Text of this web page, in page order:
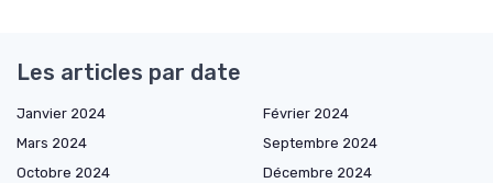
Les articles par date
Janvier 2024
Février 2024
Mars 2024
Septembre 2024
Octobre 2024
Décembre 2024